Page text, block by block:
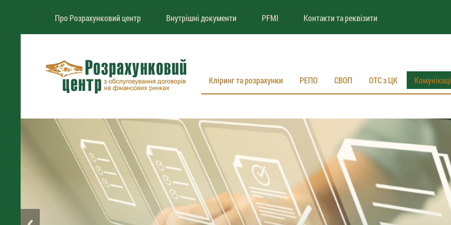
Про Розрахунковий центр Внутрішні документи PFMI Контакти та реквізити
Кліринг та розрахунки РЕПО СВОП ОТС з ЦК